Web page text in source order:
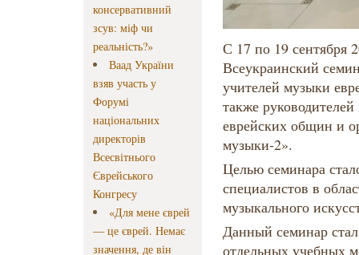
консервативний
зсув: міф чи
реальність?»
Ваад України
взяв участь у
Форумі
національних
директорів
Всесвітнього
Єврейського
Конгресу
«Для мене єврей
— це єврей. Немає
значення, де він
С 17 по 19 сентября
Всеукраинский
учителей музыки
также
еврейских общин и
музыки-2».
Целью семинара
специалистов в
музыкального
Данный семинар
отдельных учебных